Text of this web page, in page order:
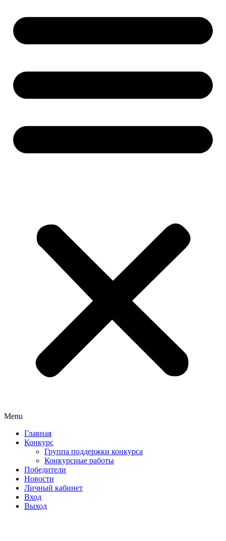
Menu
Главная
Конкурс
Группа поддержки конкурса
Конкурсные работы
Победители
Новости
Личный кабинет
Вход
Выход